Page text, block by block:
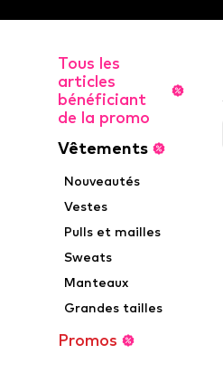
Tous les
articles
bénéficiant
de la promo
Vêtements
Nouveautés
Vestes
Pulls et mailles
Sweats
Manteaux
Grandes tailles
Promos